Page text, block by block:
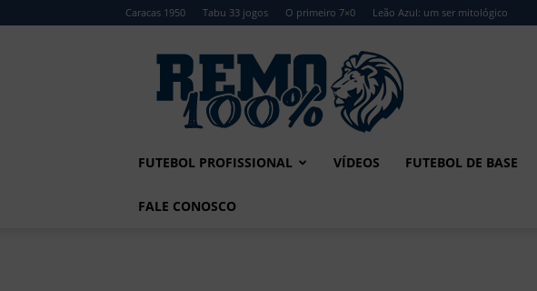
Caracas 1950 Tabu 33 jogos O primeiro 7×0 Leão Azul: um ser mitológico
Remo
FUTEBOL PROFISSIONAL VÍDEOS FUTEBOL DE BASE
FALE CONOSCO